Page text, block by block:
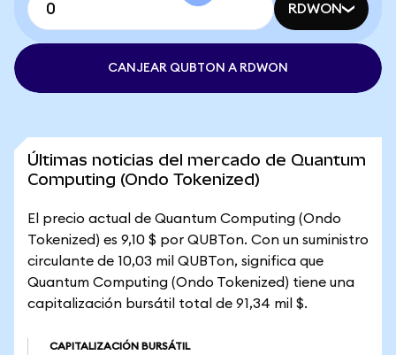
RDWON
CANJEAR QUBTON A RDWON
Últimas noticias del mercado de Quantum
Computing (Ondo Tokenized)
El precio actual de Quantum Computing (Ondo
Tokenized) es 9,10 $ por QUBTon. Con un suministro
circulante de 10,03 mil QUBTon, significa que
Quantum Computing (Ondo Tokenized) tiene una
capitalización bursátil total de 91,34 mil $.
CAPITALIZACIÓN BURSÁTIL